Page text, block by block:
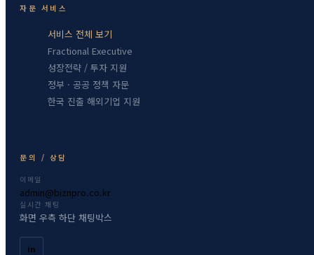
자문 서비스
서비스 전체 보기
Fractional Executive
성장전략 / 투자 지원
정부 · 공공 정책 자문
한국 진출 해외기업 지원
문의 / 상담
이메일
admin@biznpro.co.kr
실시간 채팅
화면 우측 하단 채팅박스
in